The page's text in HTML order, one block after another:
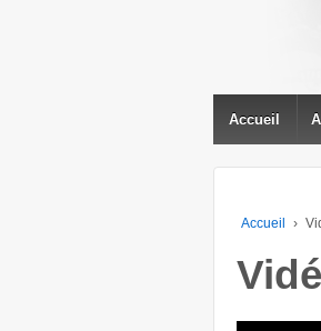
Accueil
Accueil ›